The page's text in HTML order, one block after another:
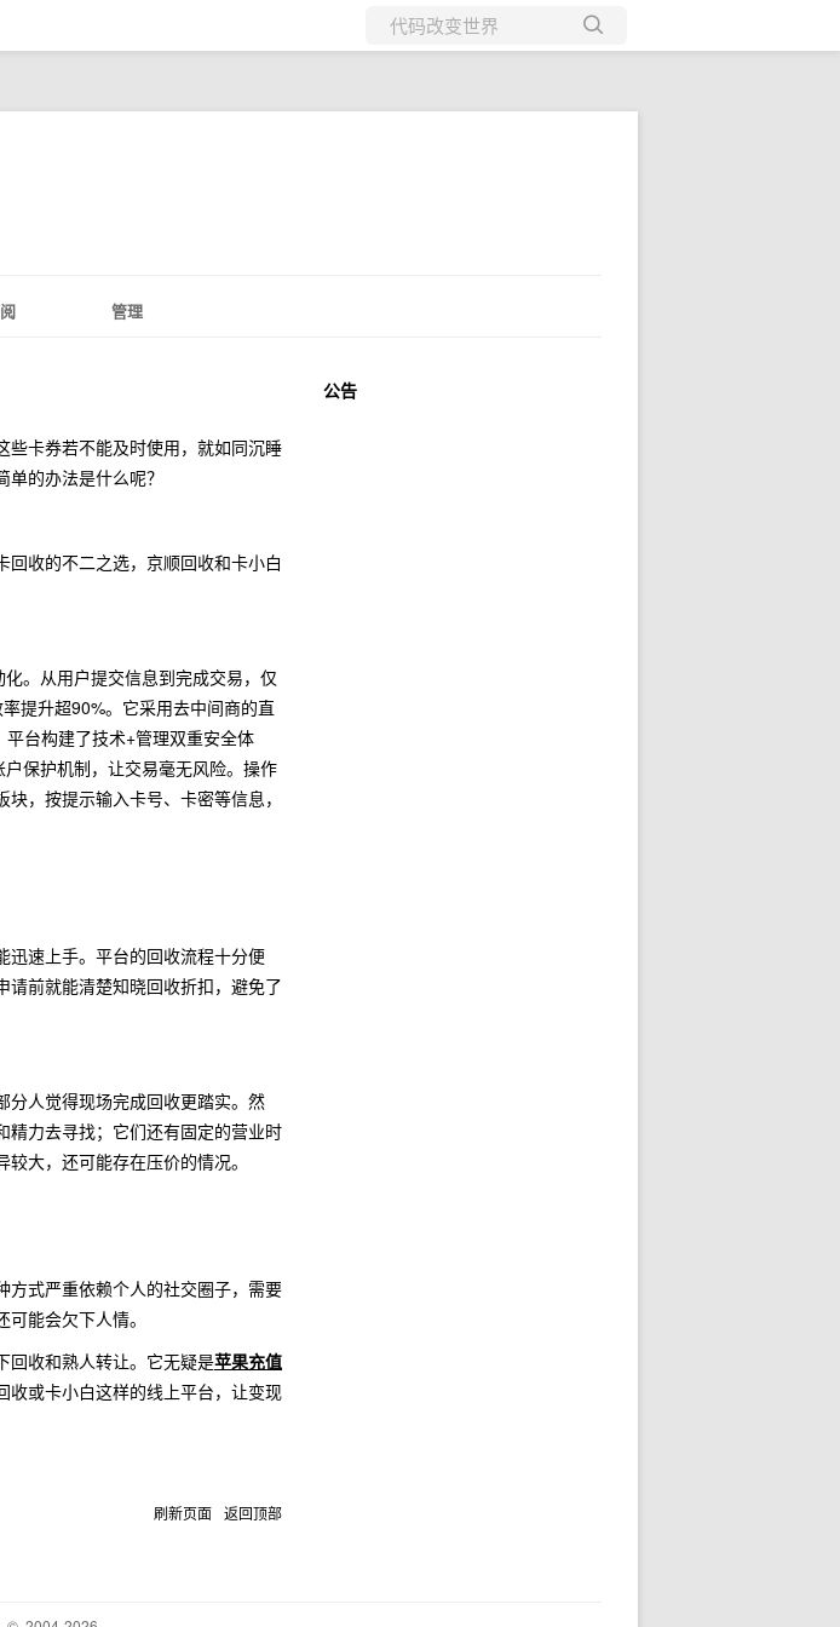
当前博客
管理
些卡券若不能及时使用，就如同沉睡
的办法是什么呢？
收的不二之选，京顺回收和卡小白
。从用户提交信息到完成交易，仅
提升超90%。它采用去中间商的直
台构建了技术+管理双重安全体
保护机制，让交易毫无风险。操作
，按提示输入卡号、卡密等信息，
迅速上手。平台的回收流程十分便
前就能清楚知晓回收折扣，避免了
分人觉得现场完成回收更踏实。然
精力去寻找；它们还有固定的营业时
大，还可能存在压价的情况。
方式严重依赖个人的社交圈子，需要
能会欠下人情。
回收和熟人转让。它无疑是苹果充值
收或卡小白这样的线上平台，让变现
刷新页面 返回顶部
公告